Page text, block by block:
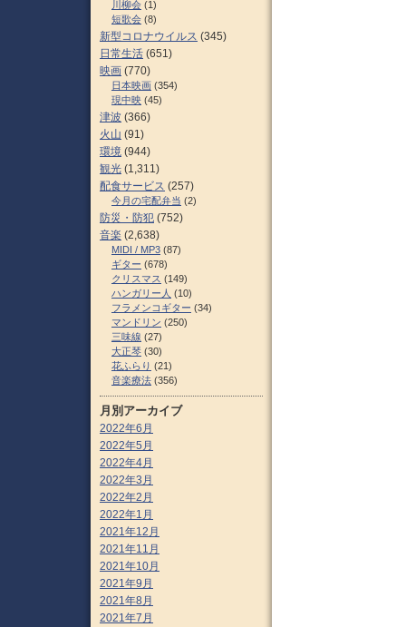
川柳会 (1)
短歌会 (8)
新型コロナウイルス (345)
日常生活 (651)
映画 (770)
日本映画 (354)
現中映 (45)
津波 (366)
火山 (91)
環境 (944)
観光 (1,311)
配食サービス (257)
今月の宅配弁当 (2)
防災・防犯 (752)
音楽 (2,638)
MIDI / MP3 (87)
ギター (678)
クリスマス (149)
ハンガリー人 (10)
フラメンコギター (34)
マンドリン (250)
三味線 (27)
大正琴 (30)
花ふらり (21)
音楽療法 (356)
月別アーカイブ
2022年6月
2022年5月
2022年4月
2022年3月
2022年2月
2022年1月
2021年12月
2021年11月
2021年10月
2021年9月
2021年8月
2021年7月